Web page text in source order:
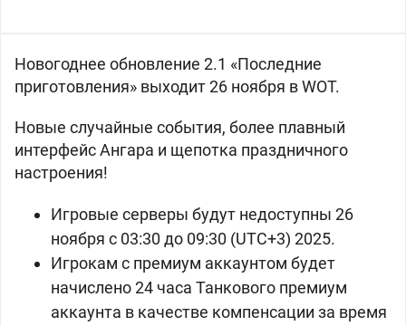
Новогоднее обновление 2.1 «Последние
приготовления» выходит 26 ноября в WOT.
Новые случайные события, более плавный
интерфейс Ангара и щепотка праздничного
настроения!
Игровые серверы будут недоступны 26
ноября с 03:30 до 09:30 (UTC+3) 2025.
Игрокам с премиум аккаунтом будет
начислено 24 часа Танкового премиум
аккаунта в качестве компенсации за время